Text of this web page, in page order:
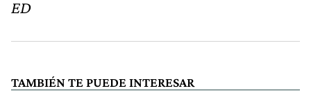
ED
TAMBIÉN TE PUEDE INTERESAR